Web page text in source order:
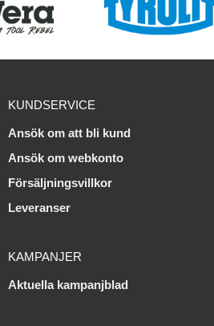
KUNDSERVICE
Ansök om att bli kund
Ansök om webkonto
Försäljningsvillkor
Leveranser
KAMPANJER
Aktuella kampanjblad